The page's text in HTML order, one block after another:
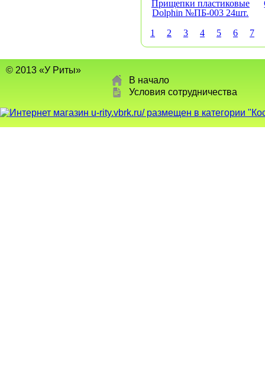
Прищепки пластиковые
Dolphin №ПБ-003 24шт.
1 2 3 4 5 6 7
© 2013 «У Риты»
В начало
Условия сотрудничества